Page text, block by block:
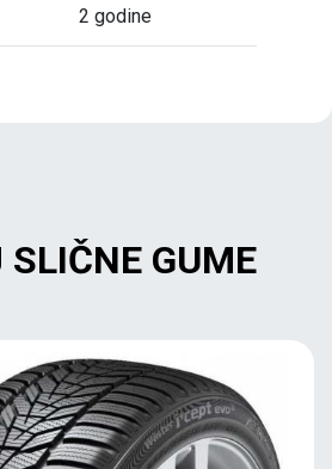
2 godine
SLIČNE GUME